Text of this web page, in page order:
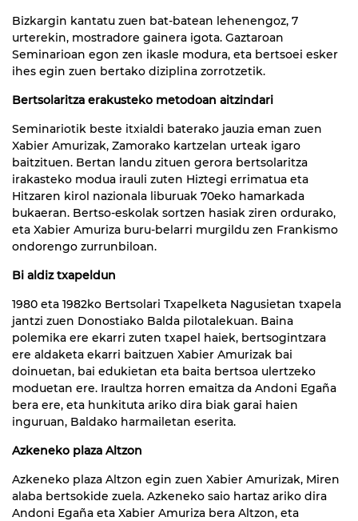
Bizkargin kantatu zuen bat-batean lehenengoz, 7
urterekin, mostradore gainera igota. Gaztaroan
Seminarioan egon zen ikasle modura, eta bertsoei esker
ihes egin zuen bertako diziplina zorrotzetik.
Bertsolaritza erakusteko metodoan aitzindari
Seminariotik beste itxialdi baterako jauzia eman zuen
Xabier Amurizak, Zamorako kartzelan urteak igaro
baitzituen. Bertan landu zituen gerora bertsolaritza
irakasteko modua irauli zuten Hiztegi errimatua eta
Hitzaren kirol nazionala liburuak 70eko hamarkada
bukaeran. Bertso-eskolak sortzen hasiak ziren ordurako,
eta Xabier Amuriza buru-belarri murgildu zen Frankismo
ondorengo zurrunbiloan.
Bi aldiz txapeldun
1980 eta 1982ko Bertsolari Txapelketa Nagusietan txapela
jantzi zuen Donostiako Balda pilotalekuan. Baina
polemika ere ekarri zuten txapel haiek, bertsogintzara
ere aldaketa ekarri baitzuen Xabier Amurizak bai
doinuetan, bai edukietan eta baita bertsoa ulertzeko
moduetan ere. Iraultza horren emaitza da Andoni Egaña
bera ere, eta hunkituta ariko dira biak garai haien
inguruan, Baldako harmailetan eserita.
Azkeneko plaza Altzon
Azkeneko plaza Altzon egin zuen Xabier Amurizak, Miren
alaba bertsokide zuela. Azkeneko saio hartaz ariko dira
Andoni Egaña eta Xabier Amuriza bera Altzon, eta